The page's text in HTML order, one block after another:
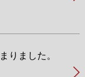
りました。